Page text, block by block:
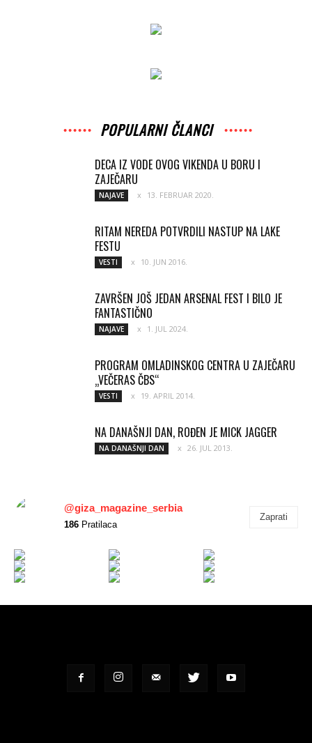
POPULARNI ČLANCI
DECA IZ VODE OVOG VIKENDA U BORU I
ZAJEČARU
NAJAVE 13. FEBRUAR 2020.
RITAM NEREDA POTVRDILI NASTUP NA LAKE
FESTU
VESTI 10. JUN 2016.
ZAVRŠEN JOŠ JEDAN ARSENAL FEST I BILO JE
FANTASTIČNO
NAJAVE 1. JUL 2024.
PROGRAM OMLADINSKOG CENTRA U ZAJEČARU
„VEČERAS ČBS“
VESTI 19. APRIL 2014.
NA DANAŠNJI DAN, ROĐEN JE MICK JAGGER
NA DANAŠNJI DAN 26. JUL 2013.
@giza_magazine_serbia
186 Pratilaca
Zaprati